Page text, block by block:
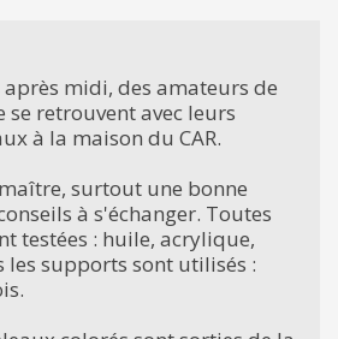
midi, des amateurs de
retrouvent avec leurs
à la maison du CAR.
surtout une bonne
à s'échanger. Toutes
testées : huile, acrylique,
les supports sont utilisés :